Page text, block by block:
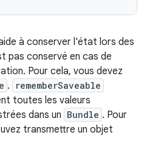
à conserver l'état lors des
pas conservé en cas de
Pour cela, vous devez
. rememberSaveable
toutes les valeurs
dans un Bundle . Pour
transmettre un objet